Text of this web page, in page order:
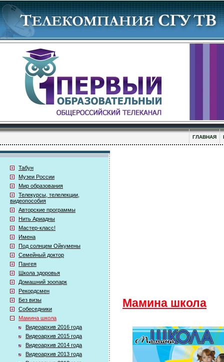
ГЛАВНАЯ
Табун
Музеи России
Мир образования
Телекурсы, телелекции,
видеопособия
Авторские программы
Нить Ариадны
Мастер-класс!
Имена
Под солнцем Ойкумены
Семейный доктор
Пангея
Школа здоровья
Домашний зоопарк
Рекордсмен
Без визы
Собеседники
Мамина школа
Видеоархив 2016 года
Видеоархив 2015 года
Видеоархив 2014 года
Видеоархив 2013 года
Мамина школа